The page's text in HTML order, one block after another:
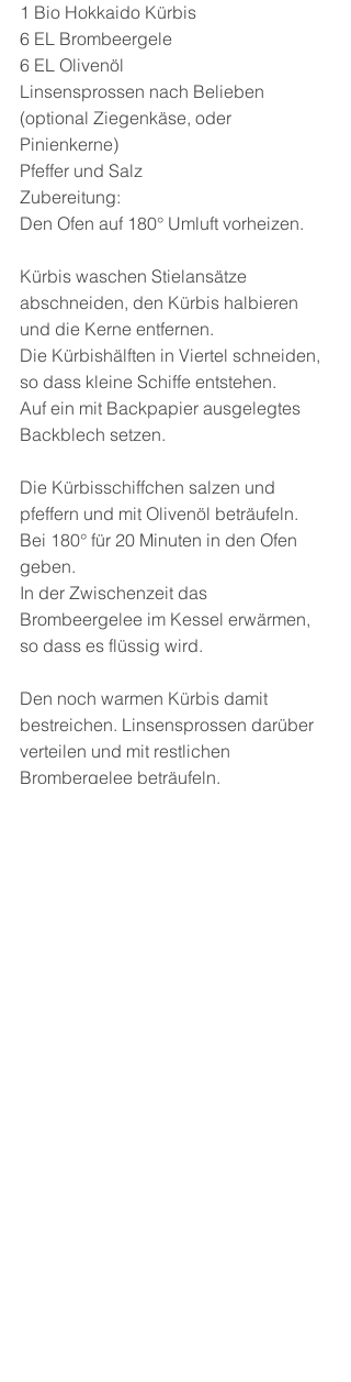
1 Bio Hokkaido Kürbis
6 EL Brombeergele
6 EL Olivenöl
Linsensprossen nach Belieben
(optional Ziegenkäse, oder
Pinienkerne)
Pfeffer und Salz
Zubereitung:
Den Ofen auf 180° Umluft vorheizen.
Kürbis waschen Stielansätze
abschneiden, den Kürbis halbieren
und die Kerne entfernen.
Die Kürbishälften in Viertel schneiden,
so dass kleine Schiffe entstehen.
Auf ein mit Backpapier ausgelegtes
Backblech setzen.
Die Kürbisschiffchen salzen und
pfeffern und mit Olivenöl beträufeln.
Bei 180° für 20 Minuten in den Ofen
geben.
In der Zwischenzeit das
Brombeergelee im Kessel erwärmen,
so dass es flüssig wird.
Den noch warmen Kürbis damit
bestreichen. Linsensprossen darüber
verteilen und mit restlichen
Brombergelee beträufeln.